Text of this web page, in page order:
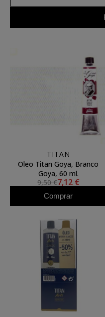
TITAN
Oleo Titan Goya, Branco
Goya, 60 ml.
9,50 €7,12 €
Comprar